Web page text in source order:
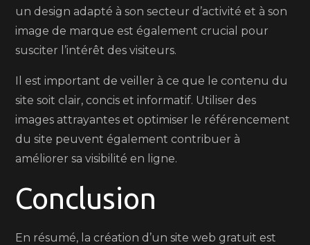
un design adapté à son secteur d’activité et à son
image de marque est également crucial pour
susciter l’intérêt des visiteurs.
Il est important de veiller à ce que le contenu du
site soit clair, concis et informatif. Utiliser des
images attrayantes et optimiser le référencement
du site peuvent également contribuer à
améliorer sa visibilité en ligne.
Conclusion
En résumé, la création d’un site web gratuit est